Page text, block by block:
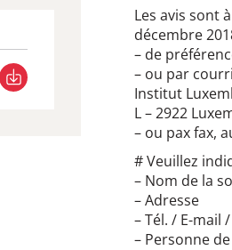
Les avis sont
décembre
– de
– ou par
Institut
L – 2922
– ou pax fax,
# Veuillez
– Nom de la
– Adresse
– Tél. / E-mail
– Personne